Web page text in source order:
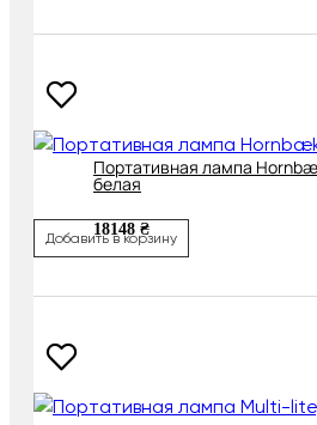
Портативная лампа
белая
18148 ₴
Добавить в корзину